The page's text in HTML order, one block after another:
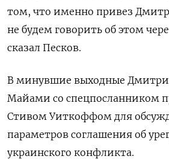
том, что именно привез
не будем говорить об этом
сказал Песков.
В ‍минувшие выходные
Майами со спецпосланником
Стивом Уиткоффом для
параметров ‍соглашения об
украинского конфликта.